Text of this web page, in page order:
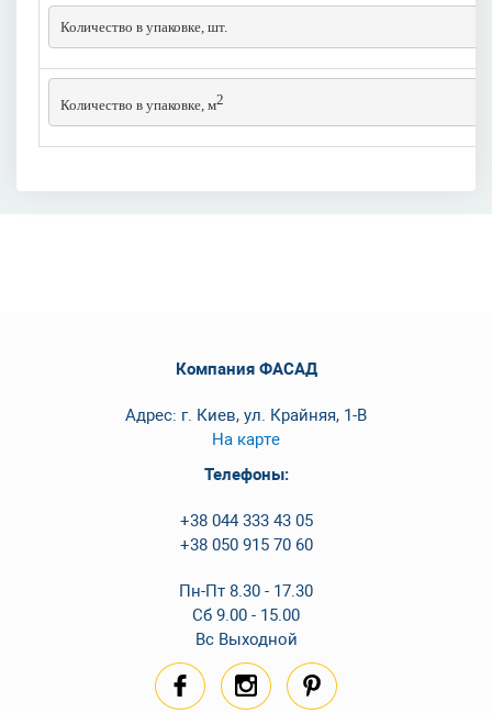
Количество в упаковке, шт.
Количество в упаковке, м2
Компания ФАСАД
Адрес: г. Киев, ул. Крайняя, 1-В
На карте
Телефоны:
+38 044 333 43 05
+38 050 915 70 60
Пн-Пт 8.30 - 17.30
Сб 9.00 - 15.00
Вс Выходной